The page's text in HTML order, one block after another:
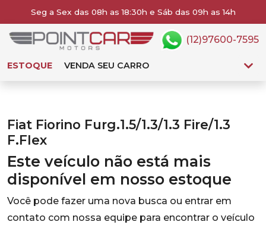
Seg a Sex das 08h as 18:30h e Sáb das 09h as 14h
ESTOQUE VENDA SEU CARRO
(12)97600-7595
Fiat Fiorino Furg.1.5/1.3/1.3 Fire/1.3
F.Flex
Este veículo não está mais
disponível em nosso estoque
Você pode fazer uma nova busca ou entrar em
contato com nossa equipe para encontrar o veículo